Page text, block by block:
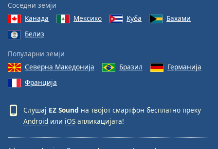
Close
Modal
Dialog
End
dialog
window.
Соседни земји
Канада
Мексико Куба
Бахами
Белиз
Популарни земји
Северна Македонија
Бразил
Германија
Франција
Слушај EZ Sound на твојот смартфон бесплатно преку
Android или iOS апликацијата!